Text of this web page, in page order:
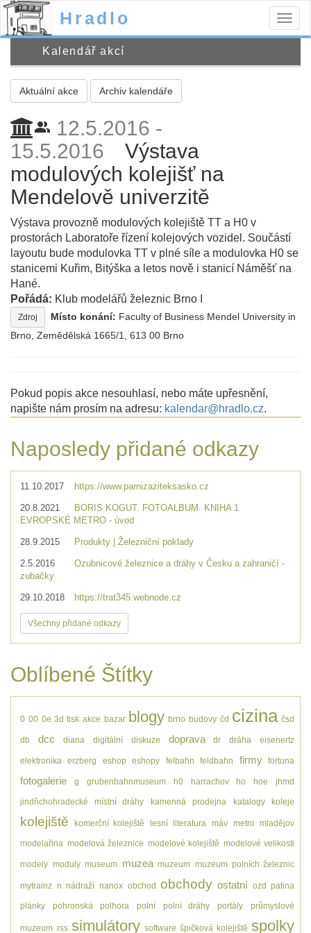
Hradlo
Kalendář akcí
Aktuální akce Archiv kalendáře
people_alt 12.5.2016 -
15.5.2016
Výstava
modulových kolejišť na
Mendelově univerzitě
Výstava provozně modulových kolejiště TT a H0 v
prostorách Laboratoře řízení kolejových vozidel. Součástí
layoutu bude modulovka TT v plné síle a modulovka H0 se
stanicemi Kuřim, Bitýška a letos nově i stanicí Náměšť na
Hané.
Pořádá: Klub modelářů železnic Brno I
Zdroj Místo konání: Faculty of Business Mendel University in
Brno, Zemědělská 1665/1, 613 00 Brno
Pokud popis akce nesouhlasí, nebo máte upřesnění,
napište nám prosím na adresu: kalendar@hradlo.cz.
Naposledy přidané odkazy
11.10.2017 https://www.parnizaziteksasko.cz
20.8.2021
BORIS KOGUT. FOTOALBUM. KNIHA 1
EVROPSKÉ METRO - úvod
28.9.2015 Produkty | Železniční poklady
2.5.2016
Ozubnicové železnice a dráhy v Česku a zahraničí -
zubačky
29.10.2018 https://trat345.webnode.cz
Všechny přidané odkazy
Oblíbené Štítky
0 00 0e 3d tisk akce bazar blogy brno budovy čd cizina čsd
db dcc diana digitální diskuze doprava dr dráha eisenertz
elektronika erzberg eshop eshopy felbahn feldbahn firmy fortuna
fotogalerie g grubenbahnmuseum h0 harrachov ho hoe jhmd
jindřichohradecké místní dráhy kamenná prodejna katalogy koleje
kolejiště komerční kolejiště lesní literatura máv metro mladějov
modelařina modelová železnice modelové kolejiště modelové velikosti
modely moduly museum muzea muzeum muzeum polních železnic
mytrainz n nádraží nanox obchod obchody ostatní ozd patina
plánky pohronská polhora polní polní dráhy portály průmyslové
muzeum rss simulátory software špičková kolejiště spolky